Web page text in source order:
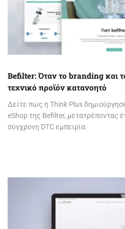
Befilter: Όταν το branding και
τεχνικό προϊόν κατανοητό
Δείτε πώς η Think Plus
eShop της Befilter, μετατρέποντας
σύγχρονη DTC εμπειρία.